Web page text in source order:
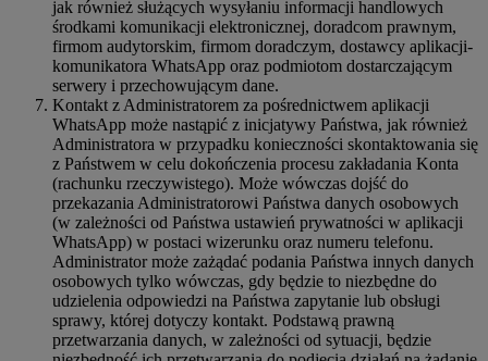
jak również służących wysyłaniu informacji handlowych
środkami komunikacji elektronicznej, doradcom prawnym,
firmom audytorskim, firmom doradczym, dostawcy aplikacji-
komunikatora WhatsApp oraz podmiotom dostarczającym
serwery i przechowującym dane.
Kontakt z Administratorem za pośrednictwem aplikacji
WhatsApp może nastąpić z inicjatywy Państwa, jak również
Administratora w przypadku konieczności skontaktowania się
z Państwem w celu dokończenia procesu zakładania Konta
(rachunku rzeczywistego). Może wówczas dojść do
przekazania Administratorowi Państwa danych osobowych
(w zależności od Państwa ustawień prywatności w aplikacji
WhatsApp) w postaci wizerunku oraz numeru telefonu.
Administrator może zażądać podania Państwa innych danych
osobowych tylko wówczas, gdy będzie to niezbędne do
udzielenia odpowiedzi na Państwa zapytanie lub obsługi
sprawy, której dotyczy kontakt. Podstawą prawną
przetwarzania danych, w zależności od sytuacji, będzie